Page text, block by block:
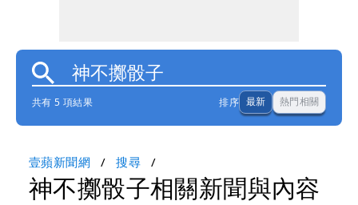
共有 5 項結果 排序 最新 熱門相關
壹蘋新聞網 搜尋
神不擲骰子相關新聞與內容